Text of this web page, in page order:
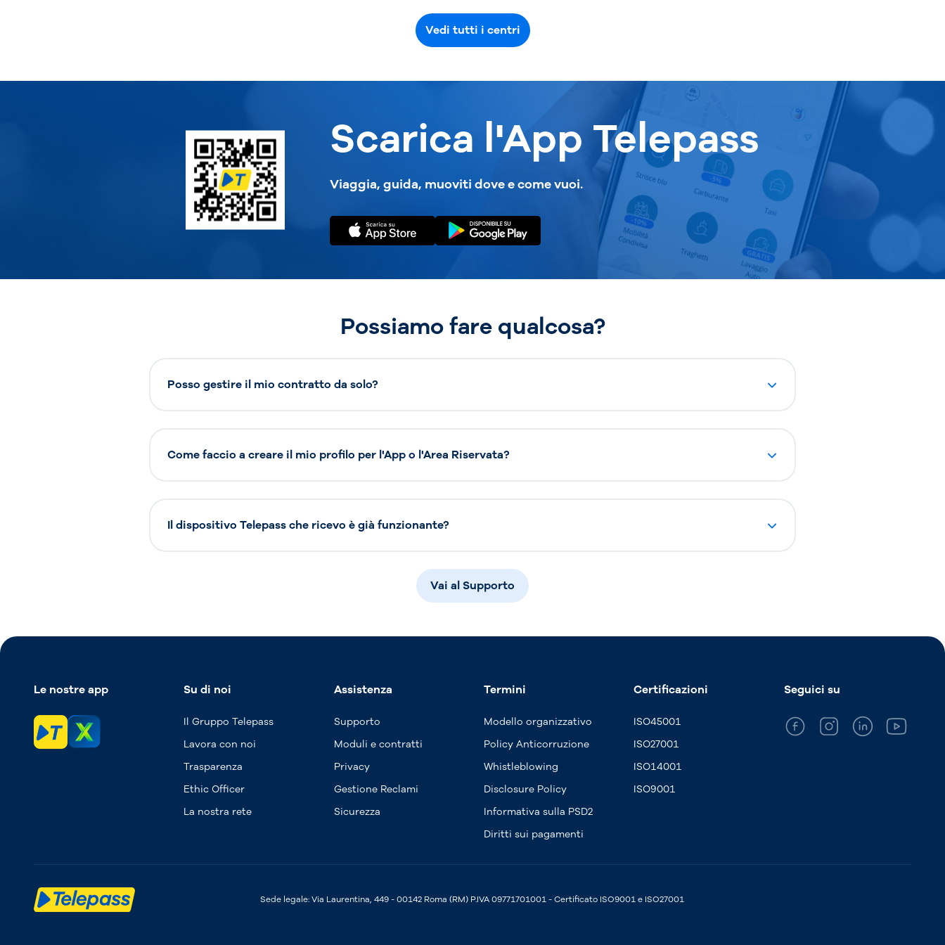
Vedi tutti i centri
Scarica l'App Telepass
Viaggia, guida, muoviti dove e come vuoi.
Possiamo fare qualcosa?
Posso gestire il mio contratto da solo?
Come faccio a creare il mio profilo per l'App o l'Area Riservata?
Il dispositivo Telepass che ricevo è già funzionante?
Vai al Supporto
Le nostre app Su di noi
Il Gruppo Telepass
Lavora con noi
Trasparenza
Ethic Officer
La nostra rete
Assistenza
Supporto
Moduli e contratti
Privacy
Gestione Reclami
Sicurezza
Termini
Modello organizzativo
Policy Anticorruzione
Whistleblowing
Disclosure Policy
Informativa sulla PSD2
Diritti sui pagamenti
Certificazioni
ISO45001
ISO27001
ISO14001
ISO9001
Seguici su
Sede legale: Via Laurentina, 449 - 00142 Roma (RM) P.IVA 09771701001 - Certificato ISO9001 e ISO27001